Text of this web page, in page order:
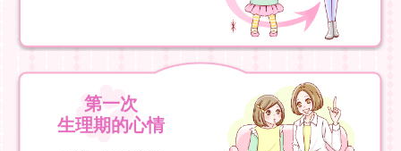
第一次
生理期的心情